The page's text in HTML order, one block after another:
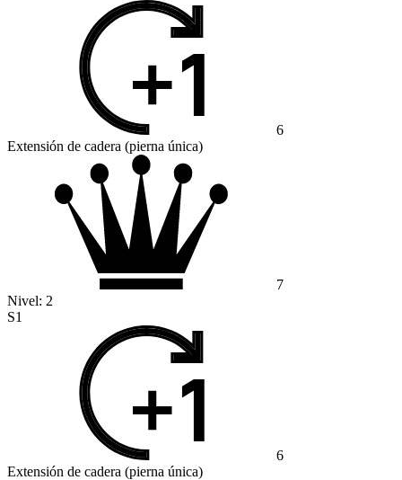
6
Extensión de cadera (pierna única)
7
Nivel: 2
S1
6
Extensión de cadera (pierna única)